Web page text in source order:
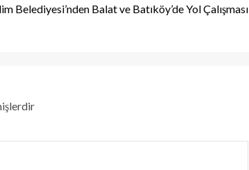
Belediyesi’nden Balat ve Batıköy’de Yol Çalışması